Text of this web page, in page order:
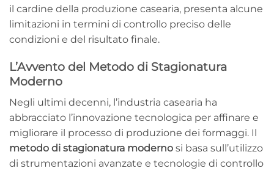
il cardine della produzione casearia, presenta alcune
limitazioni in termini di controllo preciso delle
condizioni e del risultato finale.
L’Avvento del Metodo di Stagionatura
Moderno
Negli ultimi decenni, l’industria casearia ha
abbracciato l’innovazione tecnologica per affinare e
migliorare il processo di produzione dei formaggi. Il
metodo di stagionatura moderno si basa sull’utilizzo
di strumentazioni avanzate e tecnologie di controllo